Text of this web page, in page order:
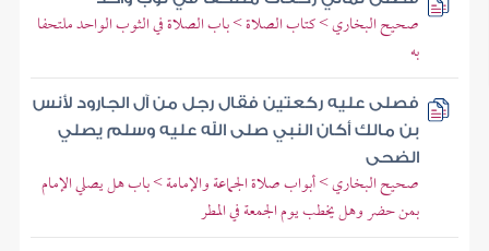
صحيح البخاري > كتاب الصلاة > باب الصلاة في الثوب الواحد ملتحفا
به
فصلى عليه ركعتين فقال رجل من آل الجارود لأنس
بن مالك أكان النبي صلى الله عليه وسلم يصلي
الضحى
صحيح البخاري > أبواب صلاة الجماعة والإمامة > باب هل يصلي الإمام
بمن حضر وهل يخطب يوم الجمعة في المطر